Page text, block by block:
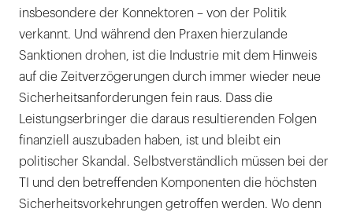
insbesondere der Konnektoren – von der Politik
verkannt. Und während den Praxen hierzulande
Sanktionen drohen, ist die Industrie mit dem Hinweis
auf die Zeitverzögerungen durch immer wieder neue
Sicherheitsanforderungen fein raus. Dass die
Leistungserbringer die daraus resultierenden Folgen
finanziell auszubaden haben, ist und bleibt ein
politischer Skandal. Selbstverständlich müssen bei der
TI und den betreffenden Komponenten die höchsten
Sicherheitsvorkehrungen getroffen werden. Wo denn